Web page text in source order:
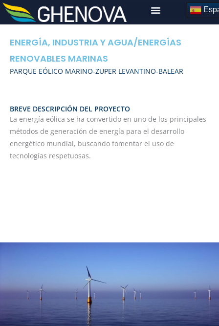
Skip
ENERGÍA, INDUSTRIA Y AGUA/ENERGÍAS
RENOVABLES MARINAS
PARQUE EÓLICO MARINO-ZUPER LEVANTINO-BALEAR
BREVE DESCRIPCIÓN DEL PROYECTO
La energía eólica se ha convertido en uno de los principales
métodos de generación de energía para el desarrollo
energético mundial, buscando fomentar el uso de
tecnologías respetuosas.